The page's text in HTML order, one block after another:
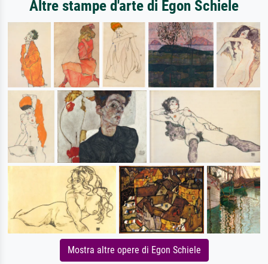
Altre stampe d'arte di Egon Schiele
Mostra altre opere di Egon Schiele